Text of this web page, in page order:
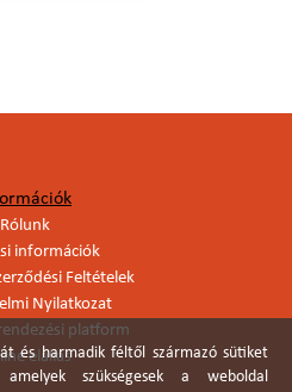
Rólunk
információk
Feltételek
Nyilatkozat
platform
elállás
és harmadik féltől származó sütiket
szükségesek a weboldal